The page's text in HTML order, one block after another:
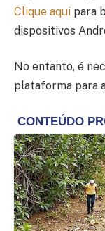
Clique aqui para
dispositivos
No entanto, é
plataforma para